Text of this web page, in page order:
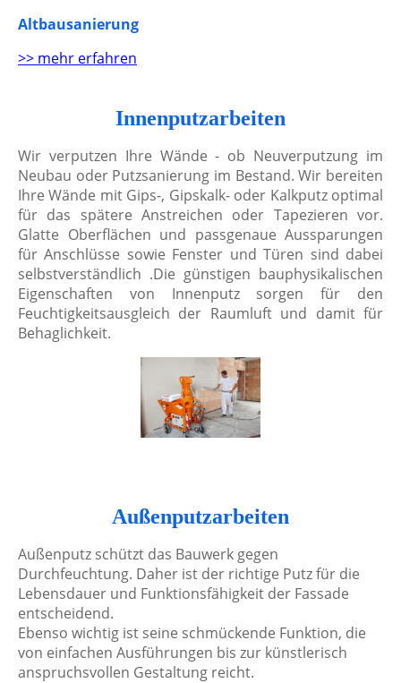
Altbausanierung
>> mehr erfahren
Innenputzarbeiten
Wir verputzen Ihre Wände - ob Neuverputzung im
Neubau oder Putzsanierung im Bestand. Wir bereiten
Ihre Wände mit Gips-, Gipskalk- oder Kalkputz optimal
für das spätere Anstreichen oder Tapezieren vor.
Glatte Oberflächen und passgenaue Aussparungen
für Anschlüsse sowie Fenster und Türen sind dabei
selbstverständlich .Die günstigen bauphysikalischen
Eigenschaften von Innenputz sorgen für den
Feuchtigkeitsausgleich der Raumluft und damit für
Behaglichkeit.
Außenputzarbeiten
Außenputz schützt das Bauwerk gegen
Durchfeuchtung. Daher ist der richtige Putz für die
Lebensdauer und Funktionsfähigkeit der Fassade
entscheidend.
Ebenso wichtig ist seine schmückende Funktion, die
von einfachen Ausführungen bis zur künstlerisch
anspruchsvollen Gestaltung reicht.